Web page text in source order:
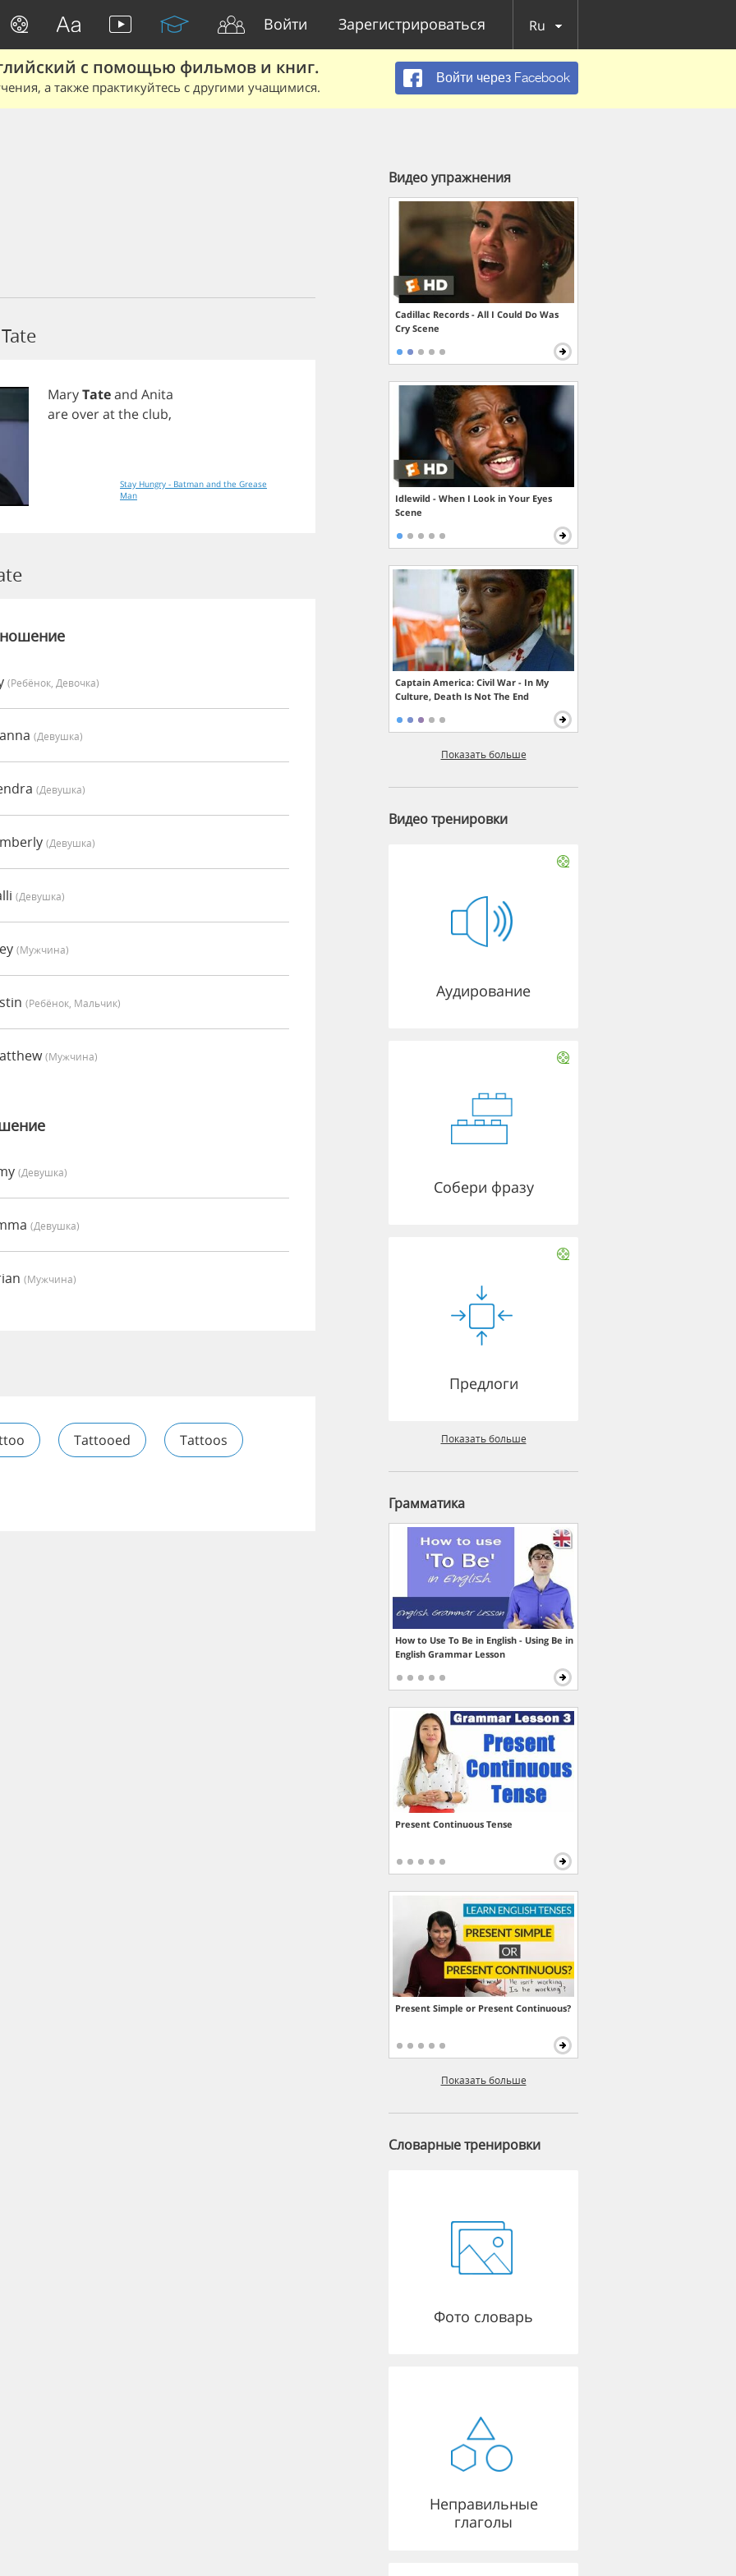
Войти Зарегистрироваться Ru
с помощью фильмов и книг.
а также практикуйтесь с другими учащимися.
Войти через Facebook
MaryTateand Anita
are overatthe club,
Stay Hungry - Batman and the Grease
Man
(Ребёнок, Девочка)
(девушка)
(девушка)
(девушка)
(девушка)
(мужчина)
(Ребёнок, Мальчик)
(мужчина)
(девушка)
(девушка)
(мужчина)
Tattooed Tattoos
Видео упражнения
Cadillac Records - All I Could Do Was
Cry Scene
Idlewild - When I Look in Your Eyes
Scene
Captain America: Civil War - In My
Culture, Death Is Not The End
Показать больше
Видео тренировки
Аудирование
Собери фразу
Предлоги
Показать больше
Грамматика
How to Use To Be in English - Using Be in
English Grammar Lesson
Present Continuous Tense
Present Simple or Present Continuous?
Показать больше
Словарные тренировки
Фото словарь
Неправильные
глаголы